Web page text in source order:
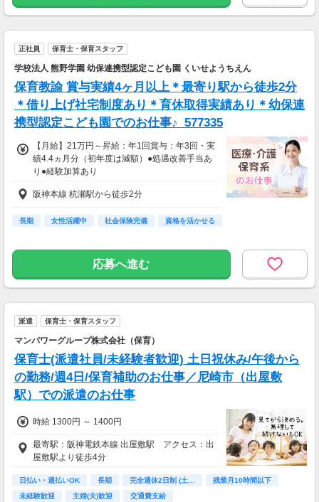
正社員 保育士・保育スタッフ
学校法人 熊野学園 幼保連携型認定こども園 くいせようちえん
保育教諭 賞与実績4ヶ月以上＊最寄り駅から徒歩2分
＊借り上げ社宅制度あり＊育休取得実績あり＊幼保連
携型認定こども園でのお仕事♪_577335
【月給】21万円～昇給：年1回賞与：年3回・実
績4.4ヵ月分（初年度は減額）●処遇改善手当あ
り●経験加算あり
阪神本線 杭瀬駅から徒歩2分
長期 女性活躍中 社会保険完備 資格を活かせる
応募へ進む
派遣 保育士・保育スタッフ
マンパワーグループ株式会社（保育）
保育士(派遣社員/未経験者歓迎) 土日祝休み/午後から
の勤務/週4日/保育補助のお仕事／尼崎市（出屋敷
駅）での派遣のお仕事
時給 1300円 ～ 1400円
最寄駅：阪神電鉄本線 出屋敷駅 アクセス：出
屋敷駅より徒歩4分
日払い・週払いOK 長期 完全週休2日制 (土…
残業月10時間以下
未経験歓迎
主婦(夫)歓迎 交通費支給